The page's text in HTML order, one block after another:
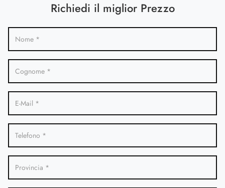
Richiedi il miglior Prezzo